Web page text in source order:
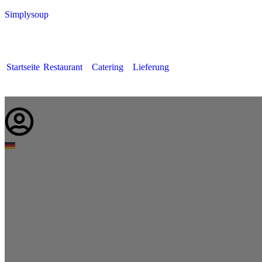
Simplysoup
Startseite Restaurant Catering Lieferung